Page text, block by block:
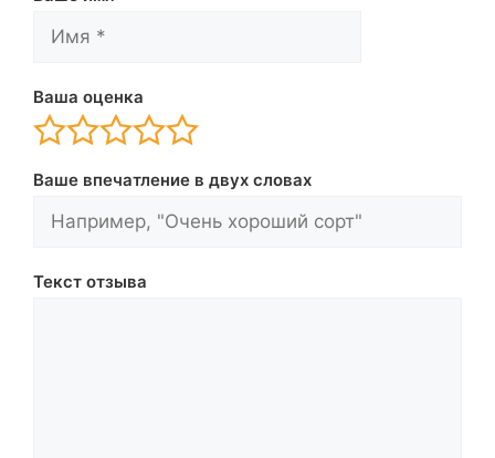
Ваша оценка
Ваше впечатление в двух словах
Текст отзыва